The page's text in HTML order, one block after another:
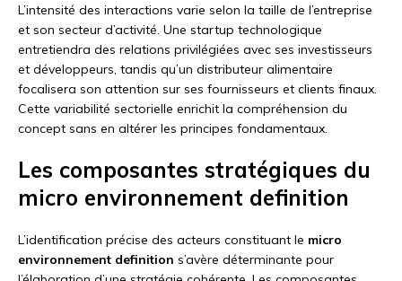
L’intensité des interactions varie selon la taille de l’entreprise
et son secteur d’activité. Une startup technologique
entretiendra des relations privilégiées avec ses investisseurs
et développeurs, tandis qu’un distributeur alimentaire
focalisera son attention sur ses fournisseurs et clients finaux.
Cette variabilité sectorielle enrichit la compréhension du
concept sans en altérer les principes fondamentaux.
Les composantes stratégiques du
micro environnement definition
L’identification précise des acteurs constituant le micro
environnement definition s’avère déterminante pour